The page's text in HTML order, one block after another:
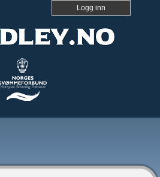
Logg inn